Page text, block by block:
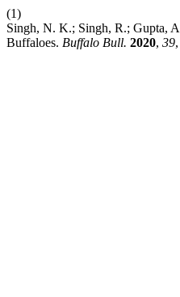
(1)
Singh, N. K.; Singh, R.; Gupta,
Buffaloes. Buffalo Bull. 2020, 39